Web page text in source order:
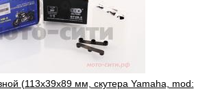
(113x39x89 мм, скутера Yamaha, mod: